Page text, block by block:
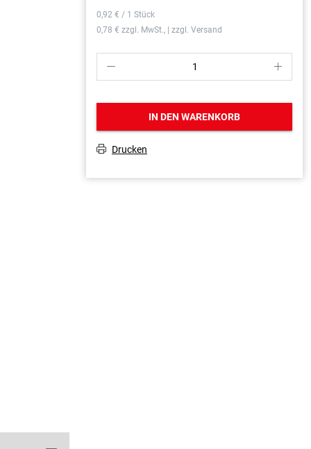
0,92 € / 1 Stück
0,78 € zzgl. MwSt., | zzgl. Versand
P S
IN DEN WARENKORB
T Drucken